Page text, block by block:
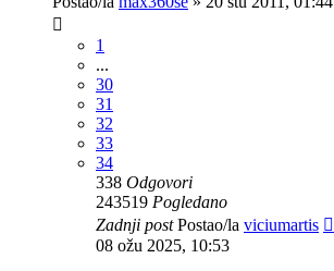
1
...
30
31
32
33
34
338 Odgovori
243519 Pogledano
Zadnji postPostao/la viciumartis
08 ožu 2025, 10:53